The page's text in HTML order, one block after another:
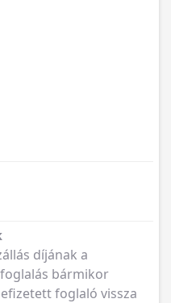
díjának a
bármikor
foglaló vissza